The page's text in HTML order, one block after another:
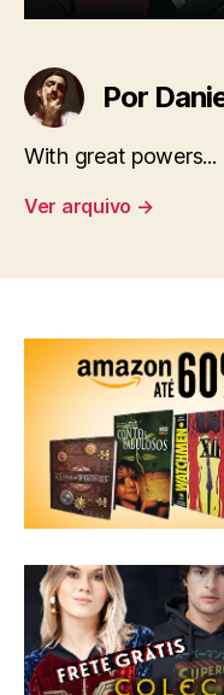
Por
With great powers...
Ver arquivo →